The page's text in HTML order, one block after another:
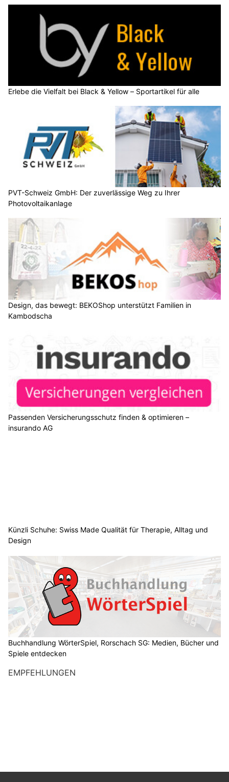
Erlebe die Vielfalt bei Black & Yellow – Sportartikel für alle
PVT-Schweiz GmbH: Der zuverlässige Weg zu Ihrer
Photovoltaikanlage
Design, das bewegt: BEKOShop unterstützt Familien in
Kambodscha
Passenden Versicherungsschutz finden & optimieren –
insurando AG
Künzli Schuhe: Swiss Made Qualität für Therapie, Alltag und
Design
Buchhandlung WörterSpiel, Rorschach SG: Medien, Bücher und
Spiele entdecken
EMPFEHLUNGEN